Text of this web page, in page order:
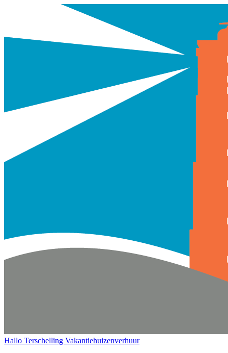
Hallo Terschelling Vakantiehuizenverhuur